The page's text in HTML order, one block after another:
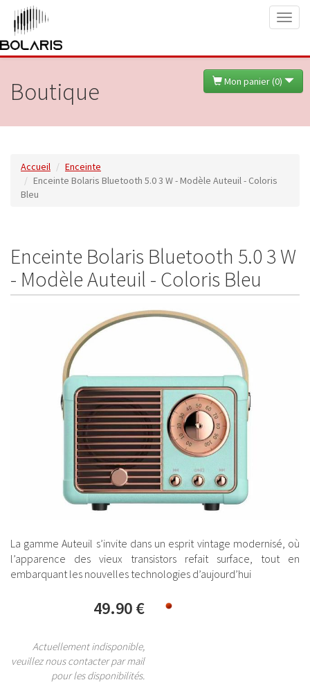
Mon panier (0)
Boutique
Accueil
Enceinte
Enceinte Bolaris Bluetooth 5.0 3 W - Modèle Auteuil - Coloris
Bleu
Enceinte Bolaris Bluetooth 5.0 3 W
- Modèle Auteuil - Coloris Bleu
La gamme Auteuil s’invite dans un esprit vintage modernisé, où
l’apparence des vieux transistors refait surface, tout en
embarquant les nouvelles technologies d’aujourd’hui
49.90 €
Actuellement indisponible,
veuillez nous contacter par mail
pour les disponibilités.